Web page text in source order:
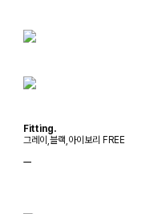
Fitting.
그레이,블랙,아이보리 FREE
ㅡ